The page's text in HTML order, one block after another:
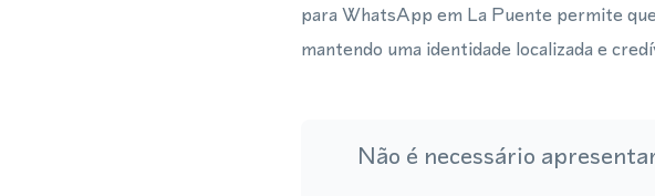
para WhatsApp em La Puente permite
mantendo uma identidade localizada e
Não é necessário